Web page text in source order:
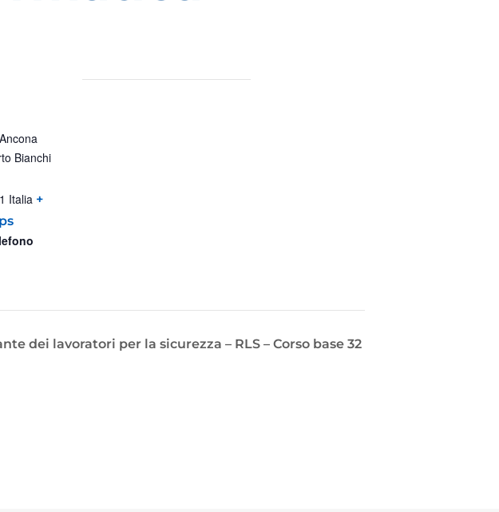
Bianchi
Italia +
dei lavoratori per la sicurezza – RLS – Corso base 32